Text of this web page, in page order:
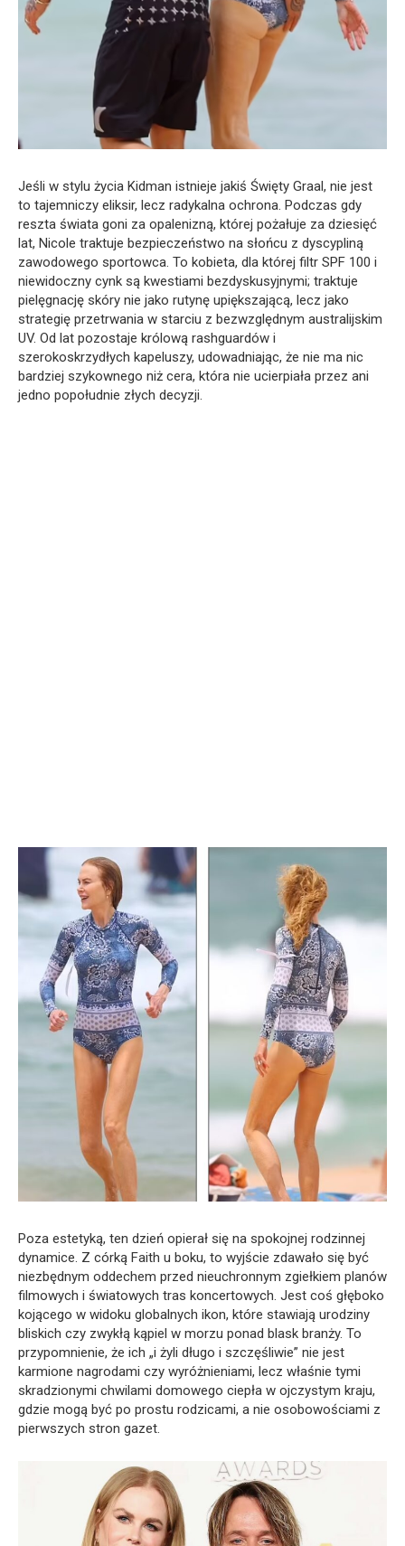
Jeśli w stylu życia Kidman istnieje jakiś Święty Graal, nie jest
to tajemniczy eliksir, lecz radykalna ochrona. Podczas gdy
reszta świata goni za opalenizną, której pożałuje za dziesięć
lat, Nicole traktuje bezpieczeństwo na słońcu z dyscypliną
zawodowego sportowca. To kobieta, dla której filtr SPF 100 i
niewidoczny cynk są kwestiami bezdyskusyjnymi; traktuje
pielęgnację skóry nie jako rutynę upiększającą, lecz jako
strategię przetrwania w starciu z bezwzględnym australijskim
UV. Od lat pozostaje królową rashguardów i
szerokoskrzydłych kapeluszy, udowadniając, że nie ma nic
bardziej szykownego niż cera, która nie ucierpiała przez ani
jedno popołudnie złych decyzji.
Poza estetyką, ten dzień opierał się na spokojnej rodzinnej
dynamice. Z córką Faith u boku, to wyjście zdawało się być
niezbędnym oddechem przed nieuchronnym zgiełkiem planów
filmowych i światowych tras koncertowych. Jest coś głęboko
kojącego w widoku globalnych ikon, które stawiają urodziny
bliskich czy zwykłą kąpiel w morzu ponad blask branży. To
przypomnienie, że ich „i żyli długo i szczęśliwie” nie jest
karmione nagrodami czy wyróżnieniami, lecz właśnie tymi
skradzionymi chwilami domowego ciepła w ojczystym kraju,
gdzie mogą być po prostu rodzicami, a nie osobowościami z
pierwszych stron gazet.